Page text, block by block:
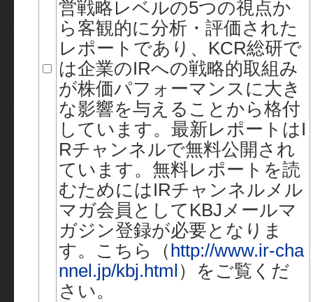
営戦略レベルの5つの視点か
ら客観的に分析・評価された
レポートであり、KCR総研で
は企業のIRへの戦略的取組み
が株価パフォーマンスに大き
な影響を与えることから格付
しています。最新レポートはI
Rチャンネルで無料公開され
ています。無料レポートを読
むためにはIRチャンネルメル
マガ会員としてKBJメールマ
ガジン登録が必要となりま
す。こちら（http://www.ir-cha
nnel.jp/kbj.html ）をご覧くだ
さい。